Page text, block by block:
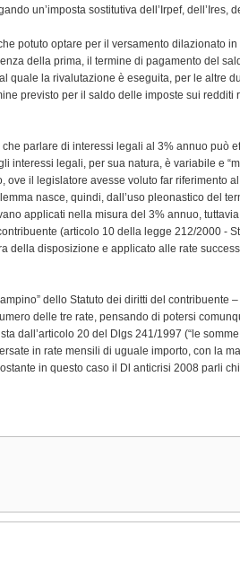
un’imposta sostitutiva dell’Irpef, dell’Ires,
potuto optare per il versamento dilazionato in
della prima, il termine di pagamento del
quale la rivalutazione è eseguita, per le altre
previsto per il saldo delle imposte sui redditi
parlare di interessi legali al 3% annuo può
interessi legali, per sua natura, è variabile e
ove il legislatore avesse voluto far riferimento
nasce, quindi, dall’uso pleonastico del
applicati nella misura del 3% annuo,
(articolo 10 della legge 212/2000 -
della disposizione e applicato alle rate
dello Statuto dei diritti del contribuente
delle tre rate, pensando di potersi
dall’articolo 20 del Dlgs 241/1997 (“le
in rate mensili di uguale importo, con la
in questo caso il Dl anticrisi 2008 parli